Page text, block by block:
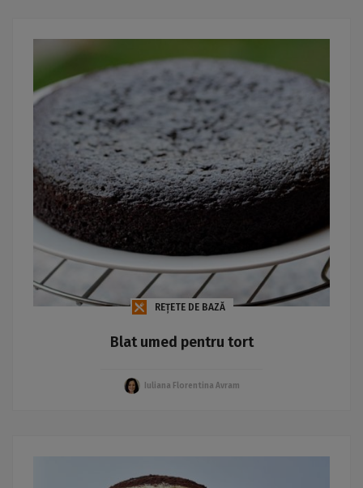
REȚETE DE BAZĂ
Blat umed pentru tort
Iuliana Florentina Avram